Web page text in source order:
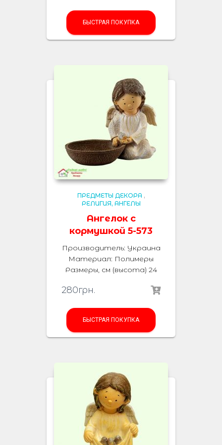
БЫСТРАЯ ПОКУПКА
ПРЕДМЕТЫ ДЕКОРА ,
РЕЛИГИЯ, АНГЕЛЫ
Ангелок с
кормушкой 5-573
Производитель: Украина
Материал: Полимеры
Размеры, см (высота) 24
280грн.
БЫСТРАЯ ПОКУПКА